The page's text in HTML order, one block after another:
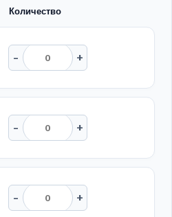
Количество
- +
- +
- +